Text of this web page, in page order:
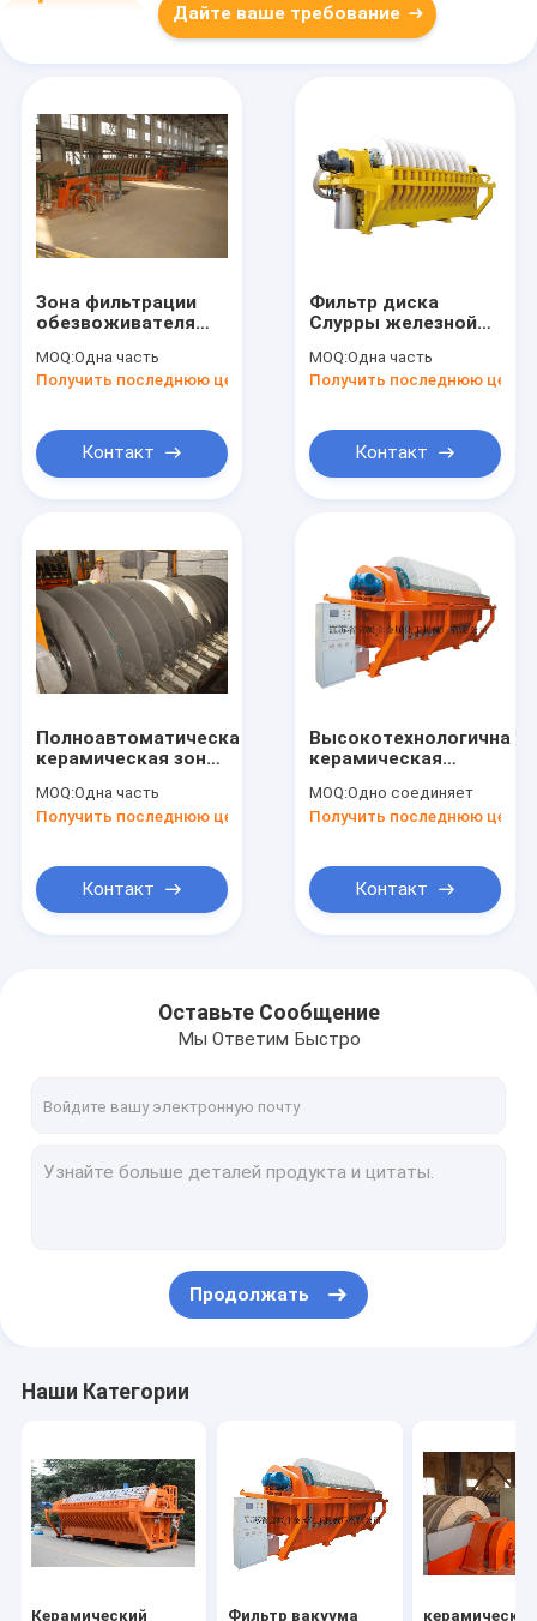
Путешествие фабрики
керамический фильтр диска
фильтр диска вакуума
Дайте ваше требование
Зона фильтрации
обезвоживателя
диска руды
минирования
MOQ:Одна часть
Получить последнюю цену
Контакт
Фильтр диска
Слурры железной
дизайна роторный,
система
вакуума
MOQ:Одна часть
Получить последнюю цену
Контакт
Полноавтоматическая
керамическая зона
фильтрата ясности
обезвоживателя
MOQ:Одна часть
Получить последнюю цену
Контакт
Высокотехнологичная
керамическая
эффективность
фильтра диска
шахты
MOQ:Одно соединяет
Получить последнюю цену
Контакт
Оставьте Сообщение
Мы Ответим Быстро
Продолжать
Наши Категории
Керамический
Фильтр вакуума